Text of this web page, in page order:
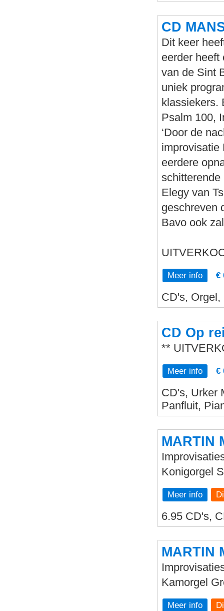
CD
Dit keer
eerder heeft
van de Sint
uniek
klassiekers.
Psalm 100,
‘Door de
improvisatie
eerdere
schitterende
Elegy van
geschreven
Bavo ook
Meer info €
CD's, Orgel,
CD Op
**
Meer info €
CD's, Urker
Panfluit,
MARTIN
Konigorgel
Meer info
6.95 CD's,
MARTIN
Kamorgel
Meer info